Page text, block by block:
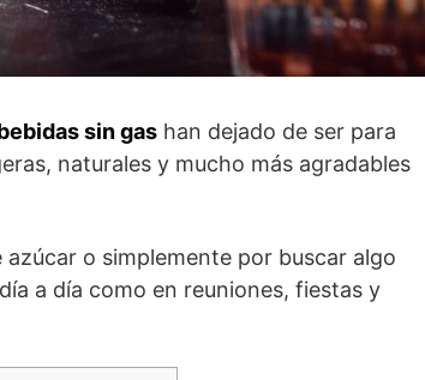
sin gas han dejado de ser para
naturales y mucho más agradables
o simplemente por buscar algo
a día como en reuniones, fiestas y